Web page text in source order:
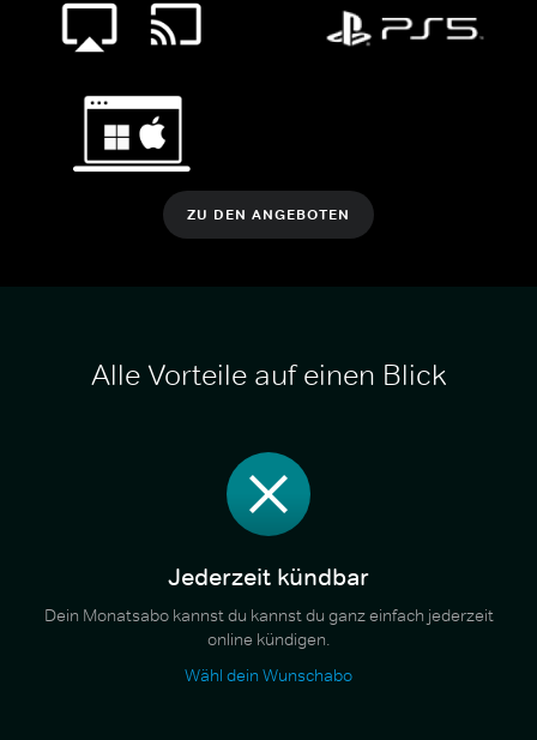
ZU DEN ANGEBOTEN
Alle Vorteile auf einen Blick
Jederzeit kündbar
Dein Monatsabo kannst du kannst du ganz einfach jederzeit
online kündigen.
Wähl dein Wunschabo